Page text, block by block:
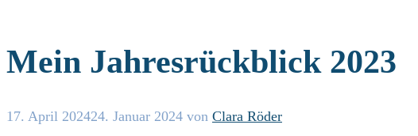
Mein Jahresrückblick 2023
17. April 202424. Januar 2024 von Clara Röder